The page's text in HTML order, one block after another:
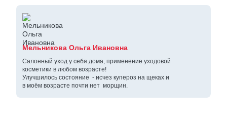
Мельникова Ольга Ивановна
Салонный уход у себя дома, применение уходовой
косметики в любом возрасте!
Улучшилось состояние - исчез купероз на щеках и
в моём возрасте почти нет морщин.